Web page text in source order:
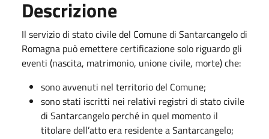
Descrizione
Il servizio di stato civile del Comune di Santarcangelo di
Romagna può emettere certificazione solo riguardo gli
eventi (nascita, matrimonio, unione civile, morte) che:
sono avvenuti nel territorio del Comune;
sono stati iscritti nei relativi registri di stato civile
di Santarcangelo perché in quel momento il
titolare dell’atto era residente a Santarcangelo;